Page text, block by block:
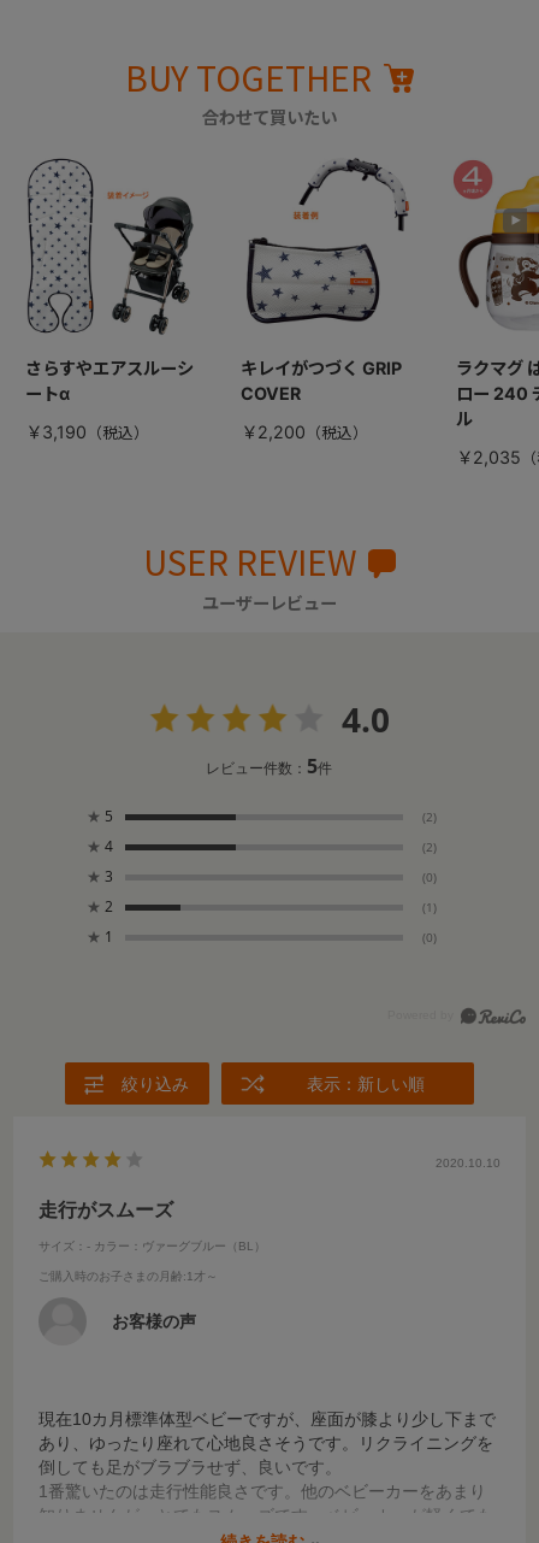
BUY TOGETHER
合わせて買いたい
さらすやエアスルーシ
ートα
￥3,190
キレイがつづく GRIP
COVER
￥2,200
ラクマグ
ロー 240
ル
￥2,035
USER REVIEW
ユーザーレビュー
4.0
レビュー件数： 5件
★ 5 (2)
★ 4 (2)
★ 3 (0)
★ 2 (1)
★ 1 (0)
絞り込み 表示：新しい順
2020.10.10
走行がスムーズ
サイズ：- カラー：ヴァーグブルー（BL）
ご購入時のお子さまの月齢:1才～
お客様の声
現在10カ月標準体型ベビーですが、座面が膝より少し下まで
あり、ゆったり座れて心地良さそうです。リクライニングを
倒しても足がブラブラせず、良いです。
1番驚いたのは走行性能良さです。他のベビーカーをあまり
知りませんが、とてもスムーズです。ベビーカーが軽くても